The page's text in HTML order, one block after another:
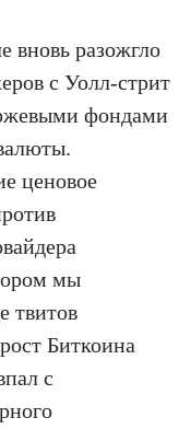
вновь разожгло
с Уолл-стрит
фондами
ценовое
мы
твитов
Биткоина
с